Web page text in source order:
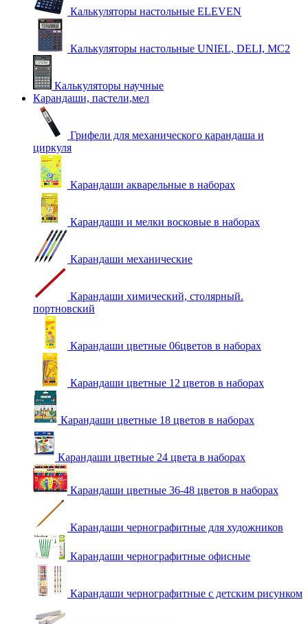
Калькуляторы настольные ELEVEN
Калькуляторы настольные UNIEL, DELI, MC2
Калькуляторы научные
Карандаши, пастели,мел
Грифели для механического карандаша и
циркуля
Карандаши акварельные в наборах
Карандаши и мелки восковые в наборах
Карандаши механические
Карандаши химический, столярный.
портновский
Карандаши цветные 06цветов в наборах
Карандаши цветные 12 цветов в наборах
Карандаши цветные 18 цветов в наборах
Карандаши цветные 24 цвета в наборах
Карандаши цветные 36-48 цветов в наборах
Карандаши чернографитные для художников
Карандаши чернографитные офисные
Карандаши чернографитные с детским рисунком